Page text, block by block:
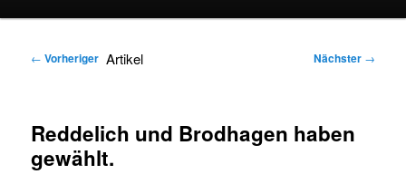
Artikel
← Vorheriger Nächster →
Reddelich und Brodhagen haben
gewählt.